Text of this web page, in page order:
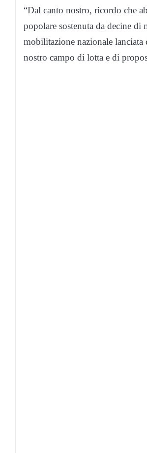
“Dal canto nostro, ricordo che
popolare sostenuta da decine
mobilitazione nazionale
nostro campo di lotta e di